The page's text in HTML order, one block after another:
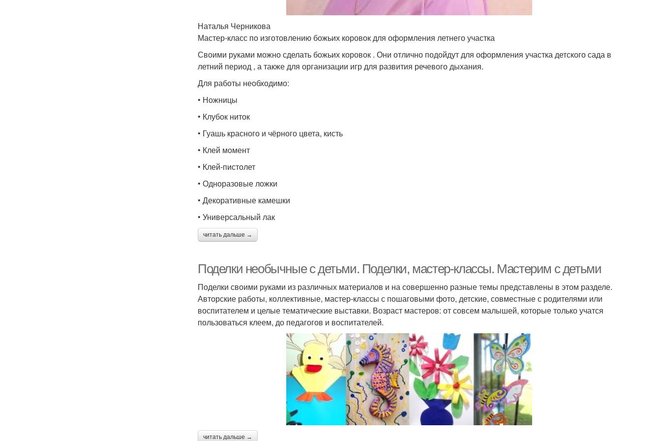
Наталья Черникова
Мастер-класс по изготовлению божьих коровок для оформления летнего участка
Своими руками можно сделать божьих коровок . Они отлично подойдут для оформления участка детского сада в
летний период , а также для организации игр для развития речевого дыхания.
Для работы необходимо:
• Ножницы
• Клубок ниток
• Гуашь красного и чёрного цвета, кисть
• Клей момент
• Клей-пистолет
• Одноразовые ложки
• Декоративные камешки
• Универсальный лак
читать дальше →
Поделки необычные с детьми. Поделки, мастер-классы. Мастерим с детьми
Поделки своими руками из различных материалов и на совершенно разные темы представлены в этом разделе.
Авторские работы, коллективные, мастер-классы с пошаговыми фото, детские, совместные с родителями или
воспитателем и целые тематические выставки. Возраст мастеров: от совсем малышей, которые только учатся
пользоваться клеем, до педагогов и воспитателей.
читать дальше →